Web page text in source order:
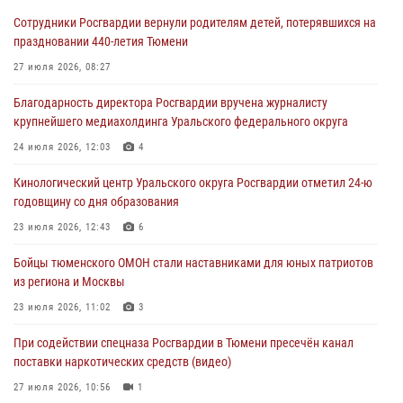
04 августа 2026, 06:28 4
Тюменские правоохранители провели соревнования по стрельбе
03 августа 2026, 07:35
Росгвардия противодействует БПЛА ВСУ на южном направлении
03 августа 2026, 07:29
Росгвардейцы обеспечили безопасность празднования Дня
03 августа 2026, 07:23
Сотрудники Росгвардии вернули родителям детей, потерявшихся на
праздновании 440-летия Тюмени
27 июля 2026, 08:27
Благодарность директора Росгвардии вручена журналисту
крупнейшего медиахолдинга Уральского федерального округа
24 июля 2026, 12:03 4
Кинологический центр Уральского округа Росгвардии отметил 24-ю
годовщину со дня образования
23 июля 2026, 12:43 6
Бойцы тюменского ОМОН стали наставниками для юных патриотов
из региона и Москвы
23 июля 2026, 11:02 3
При содействии спецназа Росгвардии в Тюмени пресечён канал
поставки наркотических средств (видео)
27 июля 2026, 10:56 1